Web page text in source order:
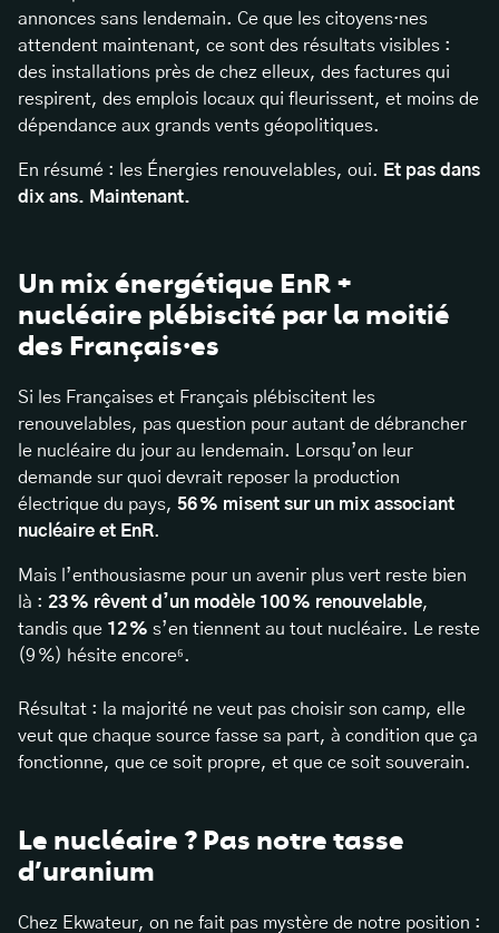
annonces sans lendemain. Ce que les citoyens·nes
attendent maintenant, ce sont des résultats visibles :
des installations près de chez elleux, des factures qui
respirent, des emplois locaux qui fleurissent, et moins de
dépendance aux grands vents géopolitiques.
En résumé : les Énergies renouvelables, oui. Et pas dans
dix ans. Maintenant.
Un mix énergétique EnR +
nucléaire plébiscité par la moitié
des Français·es
Si les Françaises et Français plébiscitent les
renouvelables, pas question pour autant de débrancher
le nucléaire du jour au lendemain. Lorsqu’on leur
demande sur quoi devrait reposer la production
électrique du pays, 56 % misent sur un mix associant
nucléaire et EnR.
Mais l’enthousiasme pour un avenir plus vert reste bien
là : 23 % rêvent d’un modèle 100 % renouvelable,
tandis que 12 % s’en tiennent au tout nucléaire. Le reste
(9 %) hésite encore⁶.
Résultat : la majorité ne veut pas choisir son camp, elle
veut que chaque source fasse sa part, à condition que ça
fonctionne, que ce soit propre, et que ce soit souverain.
Le nucléaire ? Pas notre tasse
d’uranium
Chez Ekwateur, on ne fait pas mystère de notre position :